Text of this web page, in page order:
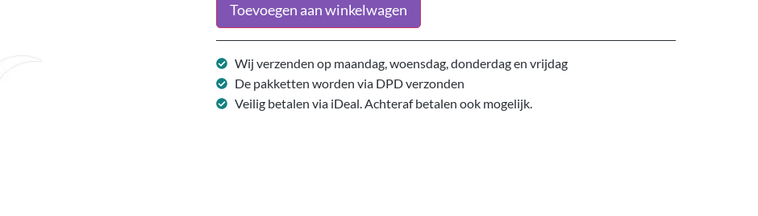
Toevoegen aan winkelwagen
Wij verzenden op maandag, woensdag, donderdag en vrijdag
De pakketten worden via DPD verzonden
Veilig betalen via iDeal. Achteraf betalen ook mogelijk.